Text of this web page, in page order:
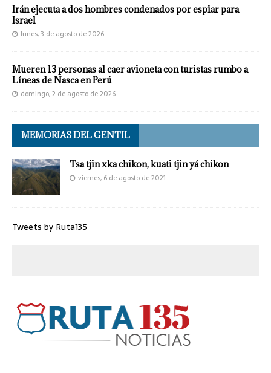
Irán ejecuta a dos hombres condenados por espiar para
Israel
lunes, 3 de agosto de 2026
Mueren 13 personas al caer avioneta con turistas rumbo a
Líneas de Nasca en Perú
domingo, 2 de agosto de 2026
MEMORIAS DEL GENTIL
Tsa tjin xka chikon, kuati tjin yá chikon
viernes, 6 de agosto de 2021
Tweets by Ruta135